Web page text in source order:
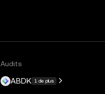
Audits
ABDK 1 de plus